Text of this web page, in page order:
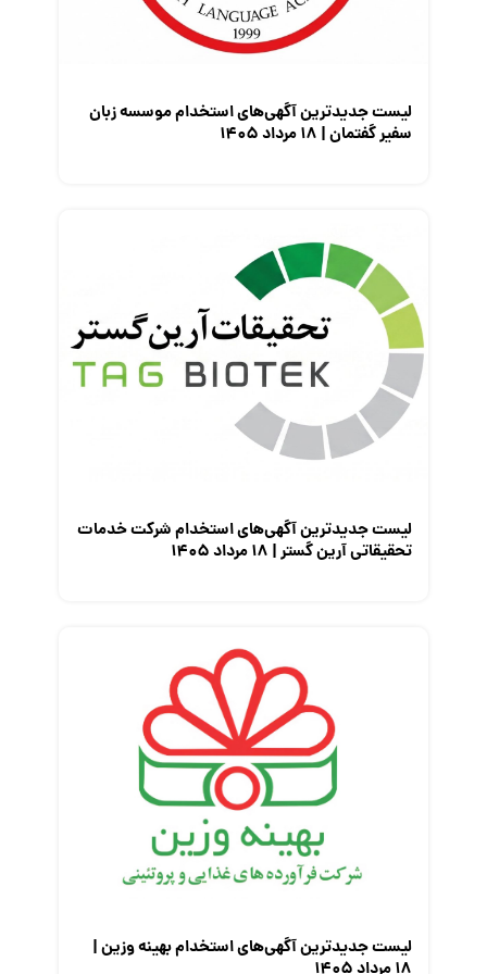
معرفی مشاغل
لیست جدیدترین آگهی‌های استخدام موسسه زبان
سفیر گفتمان | ۱۸ مرداد ۱۴۰۵
لیست جدیدترین آگهی‌های استخدام شرکت خدمات
تحقیقاتی آرین گستر | ۱۸ مرداد ۱۴۰۵
لیست جدیدترین آگهی‌های استخدام بهینه وزین |